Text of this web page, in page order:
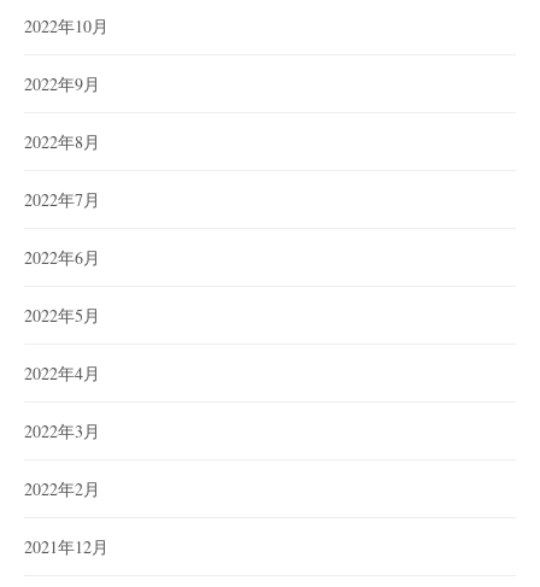
2022年10月
2022年9月
2022年8月
2022年7月
2022年6月
2022年5月
2022年4月
2022年3月
2022年2月
2021年12月